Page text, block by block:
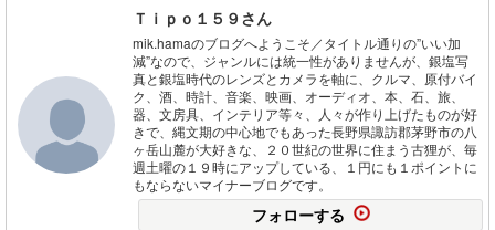
Ｔｉｐｏ１５９さん
mik.hamaのブログへようこそ／タイトル通りの”いい加
減”なので、ジャンルには統一性がありませんが、銀塩写
真と銀塩時代のレンズとカメラを軸に、クルマ、原付バイ
ク、酒、時計、音楽、映画、オーディオ、本、石、旅、
器、文房具、インテリア等々、人々が作り上げたものが好
きで、縄文期の中心地でもあった長野県諏訪郡茅野市の八
ヶ岳山麓が大好きな、２０世紀の世界に住まう古狸が、毎
週土曜の１９時にアップしている、１円にも１ポイントに
もならないマイナーブログです。
フォローする